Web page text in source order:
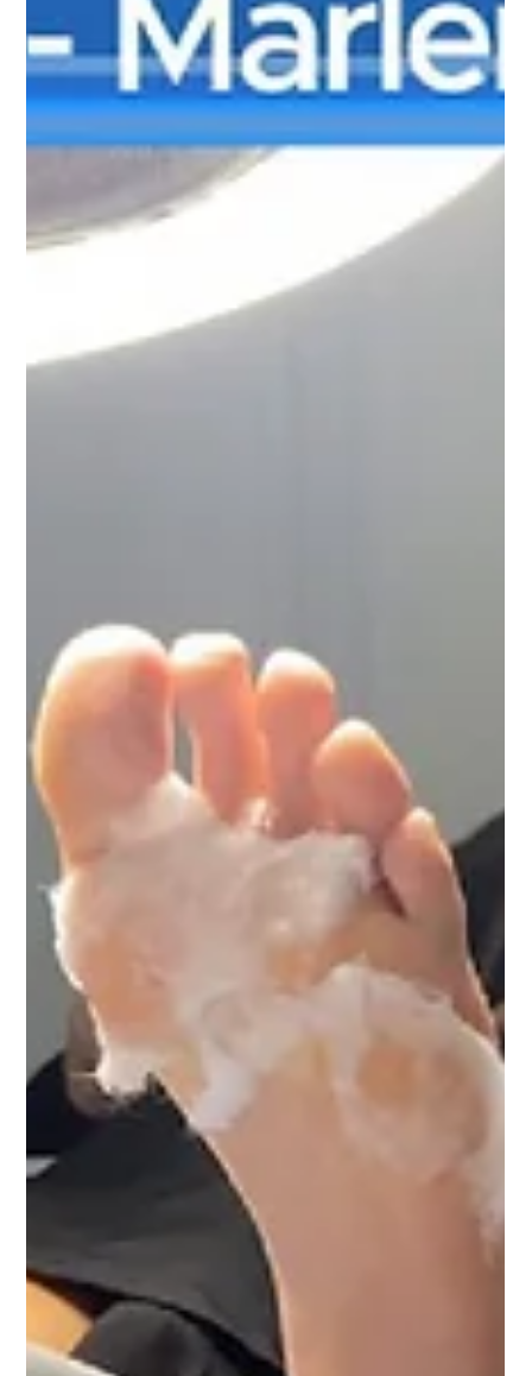
Comunicação ASOF PMDF
28 de abr.
2 min de leitura
ASOF Convênios e Benefícios: parceria
com a Escola Montessori reforça o
cuidado com formação educacional
A educação da família do oficial também é prioridade para a
ASOF PMDF. Em mais uma publicação da série sobre
convênios e benefícios, destacamos a parceria com a Escola
Montessori, instituição tradicional de Brasília que oferece uma
proposta pedagógica voltada à autonomia, responsabilidade